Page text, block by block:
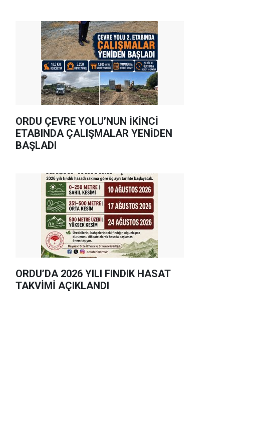
ORDU ÇEVRE YOLU’NUN İKİNCİ
ETABINDA ÇALIŞMALAR YENİDEN
BAŞLADI
ORDU’DA 2026 YILI FINDIK HASAT
TAKVİMİ AÇIKLANDI